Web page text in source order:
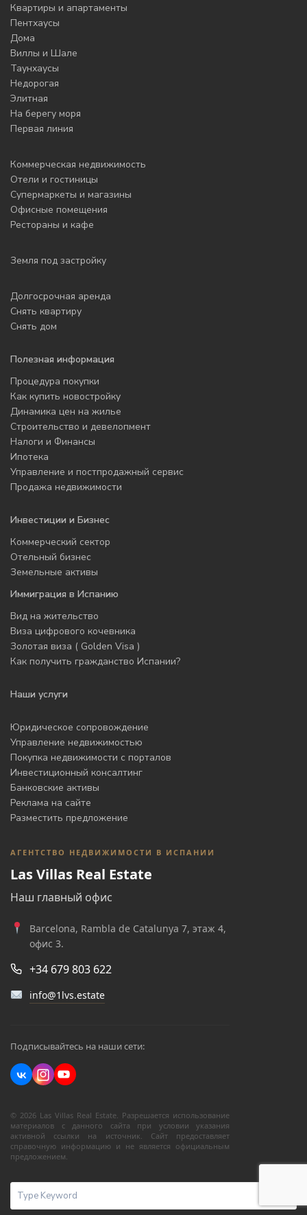
Квартиры и апартаменты
Пентхаусы
Дома
Виллы и Шале
Таунхаусы
Недорогая
Элитная
На берегу моря
Первая линия
Коммерческая недвижимость
Отели и гостиницы
Супермаркеты и магазины
Офисные помещения
Рестораны и кафе
Земля под застройку
Долгосрочная аренда
Снять квартиру
Снять дом
Полезная информация
Процедура покупки
Как купить новостройку
Динамика цен на жилье
Строительство и девелопмент
Налоги и Финансы
Ипотека
Управление и постпродажный сервис
Продажа недвижимости
Инвестиции и Бизнес
Коммерческий сектор
Отельный бизнес
Земельные активы
Иммиграция в Испанию
Вид на жительство
Виза цифрового кочевника
Золотая виза ( Golden Visa )
Как получить гражданство Испании?
Наши услуги
Юридическое сопровождение
Управление недвижимостью
Покупка недвижимости с порталов
Инвестиционный консалтинг
Банковские активы
Реклама на сайте
Разместить предложение
АГЕНТСТВО НЕДВИЖИМОСТИ В ИСПАНИИ
Las Villas Real Estate
Наш главный офис
Barcelona, Rambla de Catalunya 7, этаж 4,
офис 3.
+34 679 803 622
info@1lvs.estate
Подписывайтесь на наши сети:
© 2026 Las Villas Real Estate. Разрешается использование
материалов с данного сайта при условии указания
активной ссылки на источник. Сайт предоставляет
справочную информацию и не является официальным
предложением.